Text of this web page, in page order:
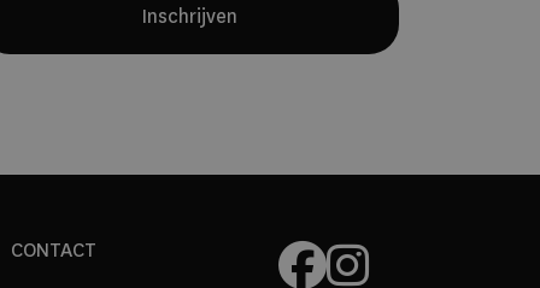
Inschrijven
CONTACT